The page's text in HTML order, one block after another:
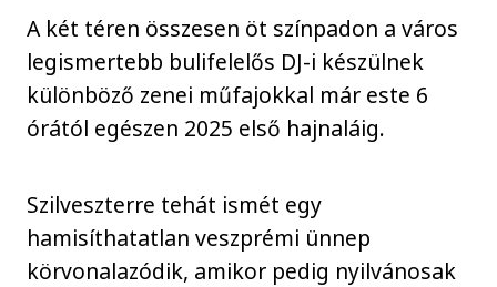
A két téren összesen öt színpadon a város
legismertebb bulifelelős DJ-i készülnek
különböző zenei műfajokkal már este 6
órától egészen 2025 első hajnaláig.
Szilveszterre tehát ismét egy
hamisíthatatlan veszprémi ünnep
körvonalazódik, amikor pedig nyilvánosak